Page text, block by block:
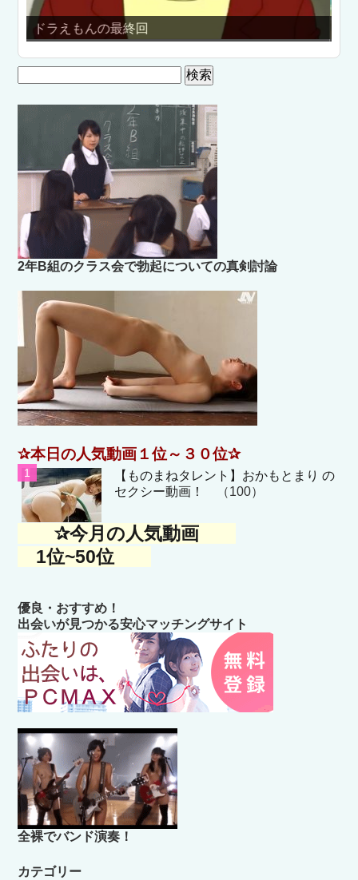
「爆乳音頭」のちょっとエッチなMMD
2年B組のクラス会で勃起についての真剣討論
✰本日の人気動画１位～３０位✰
【ものまねタレント】おかもとまり の
セクシー動画！
（100）
✰今月の人気動画
1位~50位
優良・おすすめ！
出会いが見つかる安心マッチングサイト
全裸でバンド演奏！
カテゴリー